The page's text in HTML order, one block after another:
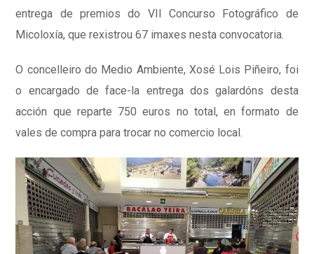
entrega de premios do VII Concurso Fotográfico de
Micoloxía, que rexistrou 67 imaxes nesta convocatoria.
O concelleiro do Medio Ambiente, Xosé Lois Piñeiro, foi
o encargado de face-la entrega dos galardóns desta
acción que reparte 750 euros no total, en formato de
vales de compra para trocar no comercio local.